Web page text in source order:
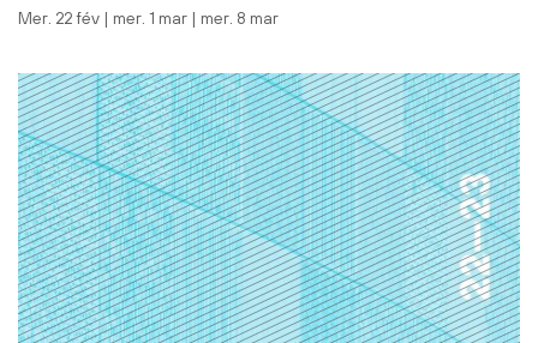
mer. 22 fév | mer. 1 mar | mer. 8 mar